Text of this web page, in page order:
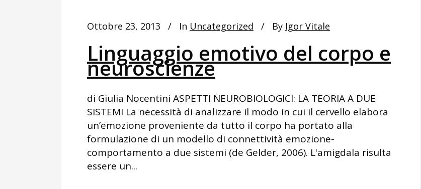
Ottobre 23, 2013 In Uncategorized By Igor Vitale
Linguaggio emotivo del corpo e
neuroscienze
di Giulia Nocentini ASPETTI NEUROBIOLOGICI: LA TEORIA A DUE
SISTEMI La necessità di analizzare il modo in cui il cervello elabora
un’emozione proveniente da tutto il corpo ha portato alla
formulazione di un modello di connettività emozione-
comportamento a due sistemi (de Gelder, 2006). L'amigdala risulta
essere un...